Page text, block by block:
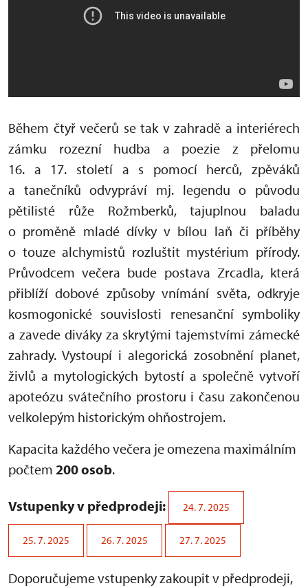
Během čtyř večerů se tak v zahradě a interiérech
zámku rozezní hudba a poezie z přelomu
16. a 17. století a s pomocí herců, zpěváků
a tanečníků odvypráví mj. legendu o původu
pětilisté růže Rožmberků, tajuplnou baladu
o proměně mladé dívky v bílou laň či příběhy
o touze alchymistů rozluštit mystérium přírody.
Průvodcem večera bude postava Zrcadla, která
přiblíží dobové způsoby vnímání světa, odkryje
kosmogonické souvislosti renesanční symboliky
a zavede diváky za skrytými tajemstvími zámecké
zahrady. Vystoupí i alegorická zosobnění planet,
živlů a mytologických bytostí a společně vytvoří
apoteózu svátečního prostoru i času zakončenou
velkolepým historickým ohňostrojem.
Kapacita každého večera je omezena maximálním
počtem 200 osob.
Vstupenky v předprodeji: 24. 7. 2025
25. 7. 2025 26. 7. 2025 27. 7. 2025
Doporučujeme vstupenky zakoupit v předprodeji,